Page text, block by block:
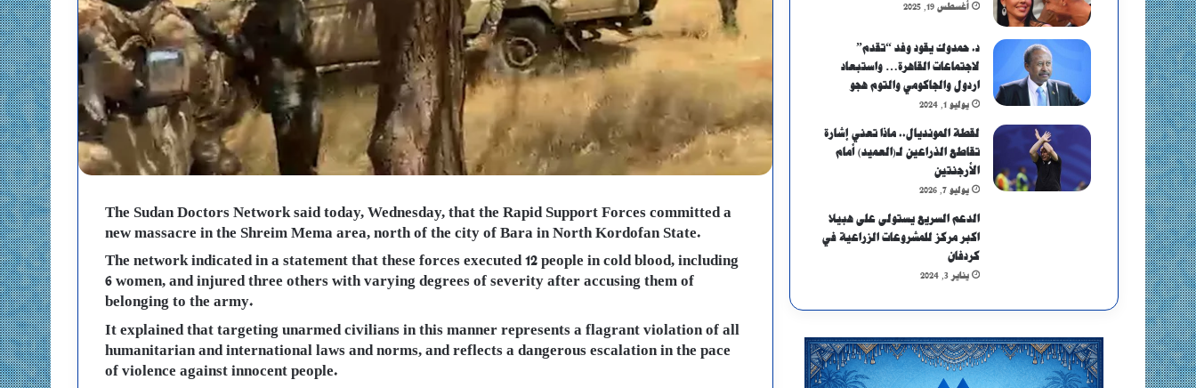
The Sudan Doctors Network said today, Wednesday, that the Rapid Support Forces committed a
new massacre in the Shreim Mema area, north of the city of Bara in North Kordofan State.
The network indicated in a statement that these forces executed 12 people in cold blood, including
6 women, and injured three others with varying degrees of severity after accusing them of
belonging to the army.
It explained that targeting unarmed civilians in this manner represents a flagrant violation of all
humanitarian and international laws and norms, and reflects a dangerous escalation in the pace
of violence against innocent people.
أغسطس 19, 2025
د. حمدوك يقود وفد “تقدم”
لاجتماعات القاهرة… واستبعاد
اردول والجاكومي والتوم هجو
يوليو 1, 2024
لقطة المونديال.. ماذا تعني إشارة
تقاطع الذراعين لـ(العميد) أمام
الأرجنتين
يوليو 7, 2026
الدعم السريع يستولى على هبيلا
اكبر مركز للمشروعات الزراعية في
كردفان
يناير 3, 2024